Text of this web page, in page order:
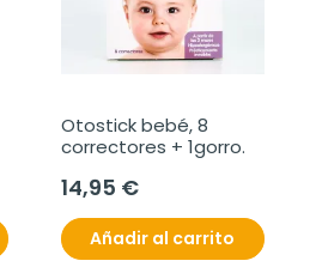
Otostick bebé, 8
correctores + 1gorro.
14,95 €
Añadir al carrito